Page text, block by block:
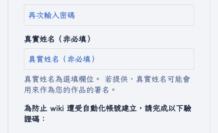
真實姓名（非必填）
真實姓名為選填欄位。 若提供，真實姓名可能會
用來作為您的作品的署名。
為防止 wiki 遭受自動化帳號建立，請完成以下驗
證碼：